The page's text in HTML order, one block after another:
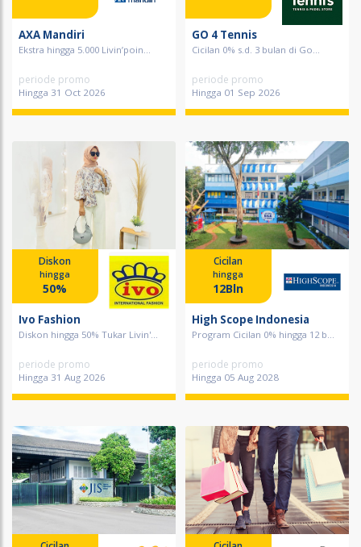
AXA Mandiri
Ekstra hingga 5.000 Livin’poin...
periode promo
Hingga 31 Oct 2026
GO 4 Tennis
Cicilan 0% s.d. 3 bulan di Go...
periode promo
Hingga 01 Sep 2026
Diskon
hingga
50%
Ivo Fashion
Diskon hingga 50% Tukar Livin'...
periode promo
Hingga 31 Aug 2026
Cicilan
hingga
12Bln
High Scope Indonesia
Program Cicilan 0% hingga 12 b...
periode promo
Hingga 05 Aug 2028